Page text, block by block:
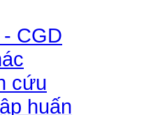
CGD
cứu
huấn